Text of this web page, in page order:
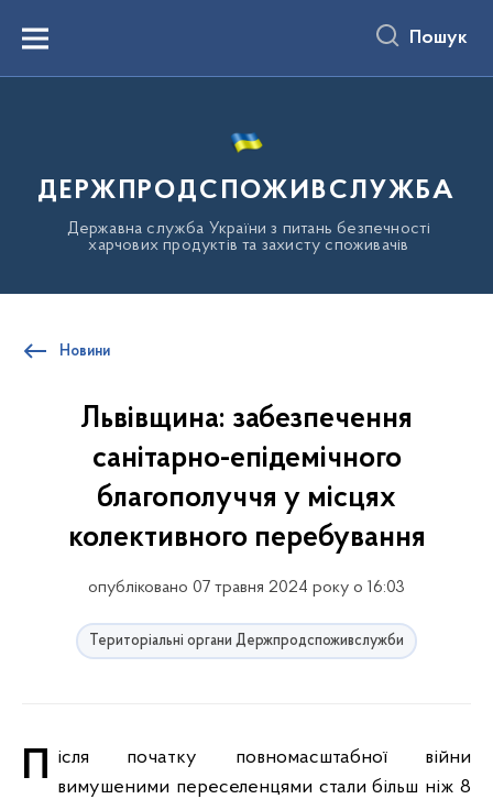
вмістуMenu Пошук
ДЕРЖПРОДСПОЖИВСЛУЖБА
Державна служба України з питань безпечності
харчових продуктів та захисту споживачів
Новини
Львівщина: забезпечення
санітарно-епідемічного
благополуччя у місцях
колективного перебування
опубліковано 07 травня 2024 року о 16:03
Територіальні органи Держпродспоживслужби
Після початку повномасштабної війни вимушеними переселенцями стали більш ніж 8